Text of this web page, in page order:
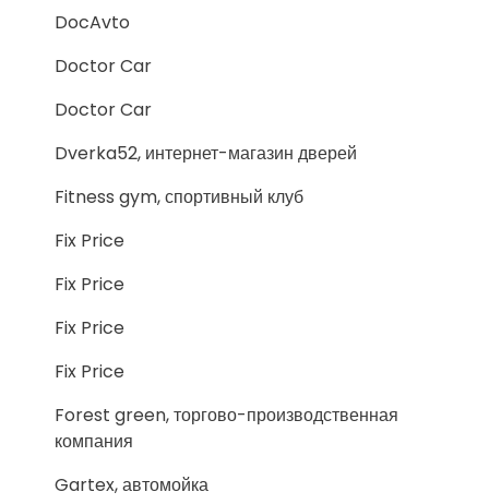
DocAvto
Doctor Car
Doctor Car
Dverka52, интернет-магазин дверей
Fitness gym, спортивный клуб
Fix Price
Fix Price
Fix Price
Fix Price
Forest green, торгово-производственная
компания
Gartex, автомойка